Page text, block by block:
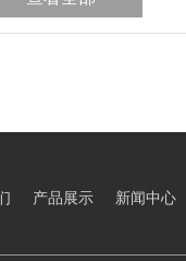
产品展示 新闻中心